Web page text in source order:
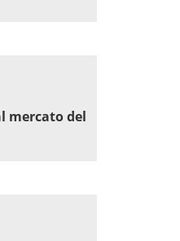
mercato del